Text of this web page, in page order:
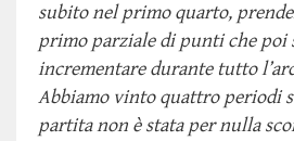
subito nel primo quarto,
primo parziale di punti che poi
incrementare durante tutto
Abbiamo vinto quattro periodi
partita non è stata per nulla